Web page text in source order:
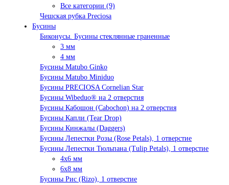
Все категории (9)
Чешская рубка Preciosa
Бусины
Биконусы. Бусины стеклянные граненные
3 мм
4 мм
Бусины Matubo Ginko
Бусины Matubo Miniduo
Бусины PRECIOSA Cornelian Star
Бусины Wibeduo® на 2 отверстия
Бусины Кабошон (Cabochon) на 2 отверстия
Бусины Капли (Tear Drop)
Бусины Кинжалы (Daggers)
Бусины Лепестки Розы (Rose Petals), 1 отверстие
Бусины Лепестки Тюльпана (Tulip Petals), 1 отверстие
4x6 мм
6x8 мм
Бусины Рис (Rizo), 1 отверстие